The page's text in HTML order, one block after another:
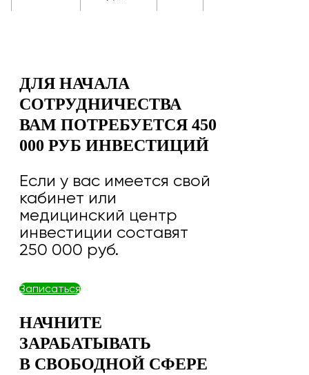
ДЛЯ НАЧАЛА
СОТРУДНИЧЕСТВА
ВАМ ПОТРЕБУЕТСЯ 450
000 РУБ ИНВЕСТИЦИЙ
Если у вас имеется свой
кабинет или
медицинский центр
инвестиции составят
250 000 руб.
Записаться
НАЧНИТЕ
ЗАРАБАТЫВАТЬ
В СВОБОДНОЙ СФЕРЕ